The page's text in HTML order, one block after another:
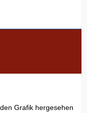
Grafik hergesehen